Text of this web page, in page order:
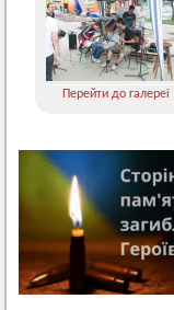
Перейти до галереї